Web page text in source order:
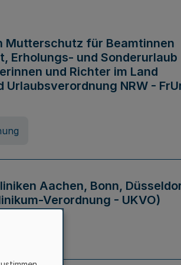
Mutterschutz für Beamtinnen
Erholungs- und Sonderurlaub
und Richter im Land
NRW -
Aachen, Bonn,
Verordnung - UKVO)